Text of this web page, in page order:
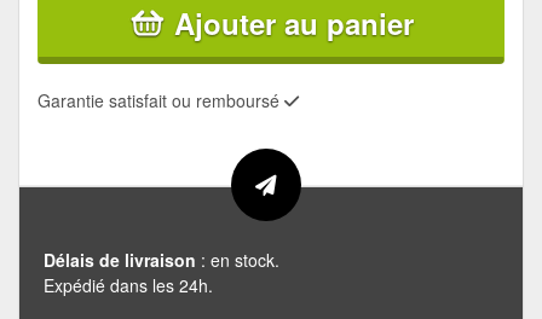
Ajouter au panier
Garantie satisfait ou remboursé
Délais de livraison : en stock.
Expédié dans les 24h.